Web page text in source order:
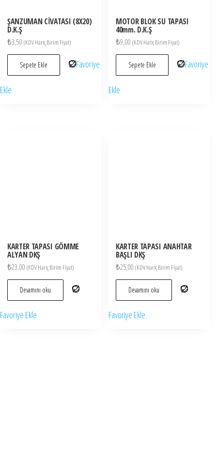
ŞANZUMAN CİVATASI (8X20)
D.K.Ş
₺3,50 (KDV Hariç Birim Fiyat)
Sepete Ekle Favoriye
Ekle
MOTOR BLOK SU TAPASI
40mm. D.K.Ş
₺9,00 (KDV Hariç Birim Fiyat)
Sepete Ekle Favoriye
Ekle
KARTER TAPASI GÖMME
ALYAN DKŞ
₺23,00 (KDV Hariç Birim Fiyat)
Devamını oku
Favoriye Ekle
KARTER TAPASI ANAHTAR
BAŞLI DKŞ
₺25,00 (KDV Hariç Birim Fiyat)
Devamını oku
Favoriye Ekle